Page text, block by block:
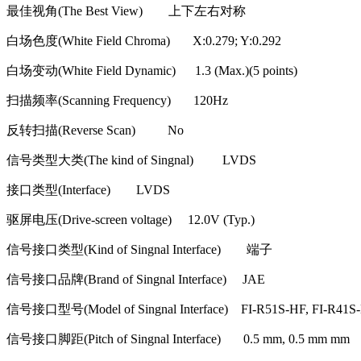
最佳视角(The Best View) 上下左右对称
白场色度(White Field Chroma) X:0.279; Y:0.292
白场变动(White Field Dynamic) 1.3 (Max.)(5 points)
扫描频率(Scanning Frequency) 120Hz
反转扫描(Reverse Scan) No
信号类型大类(The kind of Singnal) LVDS
接口类型(Interface) LVDS
驱屏电压(Drive-screen voltage) 12.0V (Typ.)
信号接口类型(Kind of Singnal Interface) 端子
信号接口品牌(Brand of Singnal Interface) JAE
信号接口型号(Model of Singnal Interface) FI-R51S-HF, FI-
信号接口脚距(Pitch of Singnal Interface) 0.5 mm, 0.5 mm mm